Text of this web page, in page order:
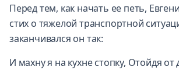
Перед тем, как начать ее петь,
стих о тяжелой транспортной
заканчивался он так:
И махну я на кухне стопку, Отойдя